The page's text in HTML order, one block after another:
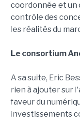
coordonnée et un
contrôle des
les réalités du
Le consortium
A sa suite, Eric
rien à ajouter sur
faveur du
investissements